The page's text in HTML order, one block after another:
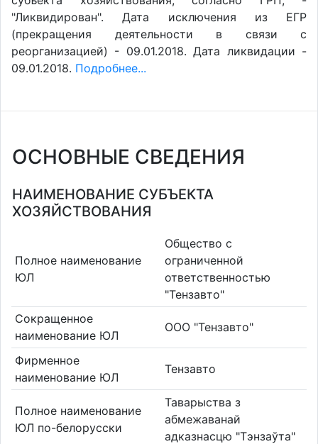
"Ликвидирован". Дата исключения из ЕГР
(прекращения деятельности в связи с
реорганизацией) - 09.01.2018. Дата ликвидации -
09.01.2018. Подробнее...
ОСНОВНЫЕ СВЕДЕНИЯ
НАИМЕНОВАНИЕ СУБЪЕКТА
ХОЗЯЙСТВОВАНИЯ
Полное наименование
ЮЛ
Общество с
ограниченной
ответственностью
"Тензавто"
Сокращенное
наименование ЮЛ
ООО "Тензавто"
Фирменное
наименование ЮЛ
Тензавто
Полное наименование
ЮЛ по-белорусски
Таварыства з
абмежаванай
адказнасцю "Тэнзаўта"